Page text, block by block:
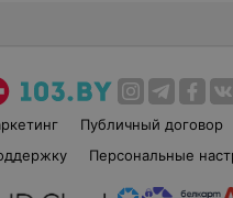
Публичный договор
Персональные